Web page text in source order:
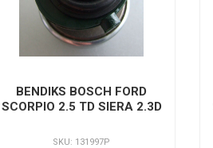
BENDIKS BOSCH FORD
SCORPIO 2.5 TD SIERA 2.3D
SKU: 131997P